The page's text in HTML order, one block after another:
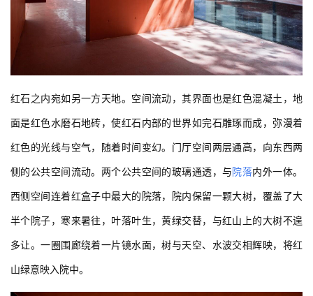
红石之内宛如另一方天地。空间流动，其界面也是红色混凝土，地
面是红色水磨石地砖，使红石内部的世界如完石雕琢而成，弥漫着
红色的光线与空气，随着时间变幻。门厅空间两层通高，向东西两
侧的公共空间流动。两个公共空间的玻璃通透，与院落内外一体。
西侧空间连着红盒子中最大的院落，院内保留一颗大树，覆盖了大
半个院子，寒来暑往，叶落叶生，黄绿交替，与红山上的大树不遑
多让。一圈围廊绕着一片镜水面，树与天空、水波交相辉映，将红
山绿意映入院中。